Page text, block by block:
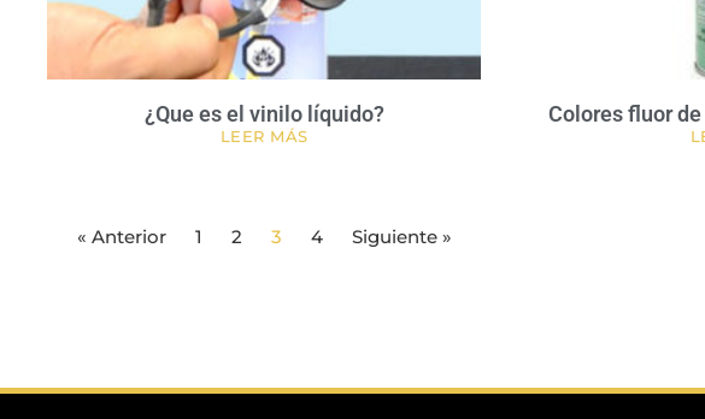
¿Que es el vinilo líquido?
LEER MÁS
Colores fluor
« Anterior 1 2 3 4 Siguiente »